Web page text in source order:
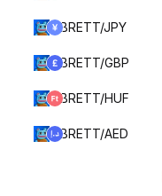
BRETT/JPY
BRETT/GBP
BRETT/HUF
BRETT/AED